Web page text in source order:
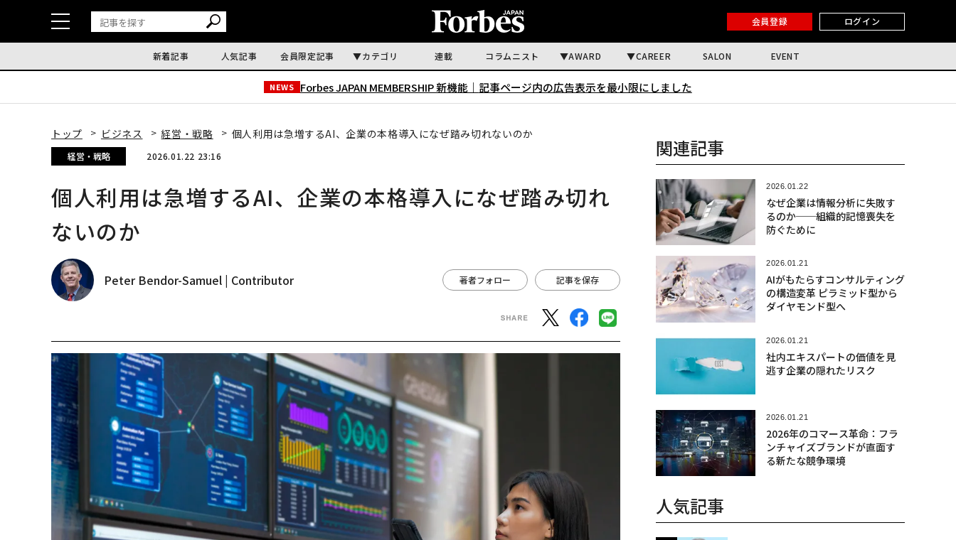
会員登録 ログイン
新着記事 人気記事 会員限定記事 カテゴリ 連載 コラムニスト AWARD CAREER SALON EVENT
NEWS Forbes JAPAN MEMBERSHIP 新機能｜ 記事ページ内の広告表示を最小限にしました
トップ ビジネス 経営・戦略 個人利用は急増するAI、企業の本格導入になぜ踏み切れないのか
経営・戦略 2026.01.22 23:16
個人利用は急増するAI、企業の本格導入になぜ踏み切れ
ないのか
Peter Bendor-Samuel | Contributor 著者フォロー 記事を保存
関連記事
2026.01.22
なぜ企業は情報分析に失敗す
るのか──組織的記憶喪失を
防ぐために
2026.01.21
AIがもたらすコンサルティング
の構造変革 ピラミッド型から
ダイヤモンド型へ
2026.01.21
社内エキスパートの価値を見
逃す企業の隠れたリスク
2026.01.21
2026年のコマース革命：フラ
ンチャイズブランドが直面す
る新たな競争環境
人気記事